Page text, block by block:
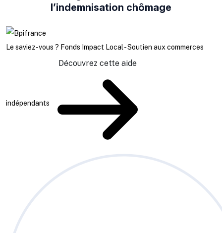
l’indemnisation chômage
Le saviez-vous ? Fonds Impact Local - Soutien aux commerces
indépendants
Découvrez cette aide